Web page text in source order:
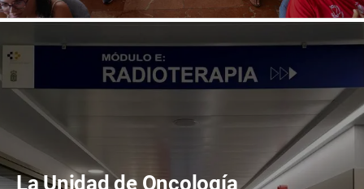
La Unidad de Oncología